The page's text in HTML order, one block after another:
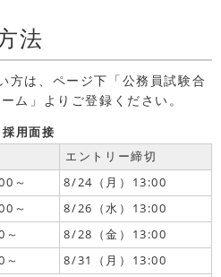
法
方は、ページ下「公務員試験合
ム」よりご登録ください。
用面接
エントリー締切
～
8/24（月）13:00
～
8/26（水）13:00
8/28（金）13:00
8/31（月）13:00